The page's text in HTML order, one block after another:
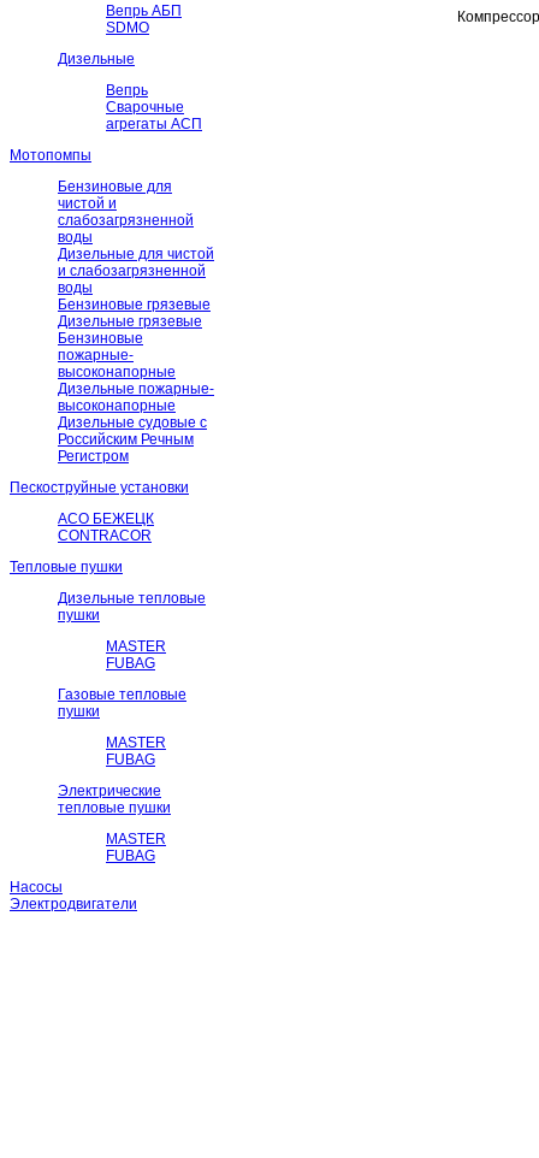
Вепрь АБП
SDMO
Дизельные
Вепрь
Сварочные
агрегаты АСП
Мотопомпы
Бензиновые для
чистой и
слабозагрязненной
воды
Дизельные для чистой
и слабозагрязненной
воды
Бензиновые грязевые
Дизельные грязевые
Бензиновые
пожарные-
высоконапорные
Дизельные пожарные-
высоконапорные
Дизельные судовые с
Российским Речным
Регистром
Пескоструйные установки
АСО БЕЖЕЦК
CONTRACOR
Тепловые пушки
Дизельные тепловые
пушки
MASTER
FUBAG
Газовые тепловые
пушки
MASTER
FUBAG
Электрические
тепловые пушки
MASTER
FUBAG
Насосы
Электродвигатели